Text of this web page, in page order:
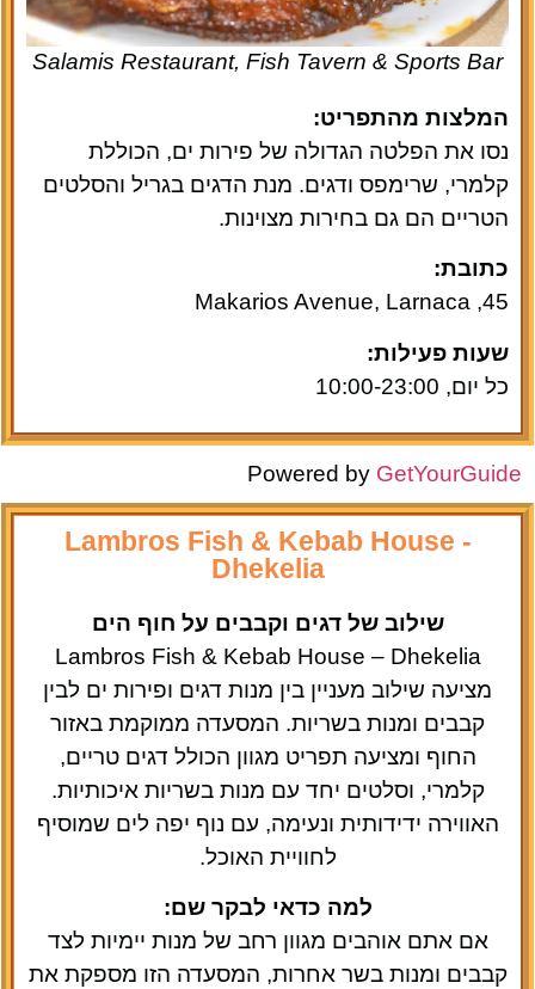
Salamis Restaurant, Fish Tavern & Sports Bar
המלצות מהתפריט:
נסו את הפלטה הגדולה של פירות ים, הכוללת
קלמרי, שרימפס ודגים. מנת הדגים בגריל והסלטים
הטריים הם גם בחירות מצוינות.
כתובת:
45, Makarios Avenue, Larnaca
שעות פעילות:
כל יום, 10:00-23:00
Powered by GetYourGuide
Lambros Fish & Kebab House -
Dhekelia
שילוב של דגים וקבבים על חוף הים
Lambros Fish & Kebab House – Dhekelia
מציעה שילוב מעניין בין מנות דגים ופירות ים לבין
קבבים ומנות בשריות. המסעדה ממוקמת באזור
החוף ומציעה תפריט מגוון הכולל דגים טריים,
קלמרי, וסלטים יחד עם מנות בשריות איכותיות.
האווירה ידידותית ונעימה, עם נוף יפה לים שמוסיף
לחוויית האוכל.
למה כדאי לבקר שם:
אם אתם אוהבים מגוון רחב של מנות יימיות לצד
קבבים ומנות בשר אחרות, המסעדה הזו מספקת את